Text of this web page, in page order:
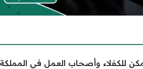
للكفلاء وأصحاب العمل في المملكة